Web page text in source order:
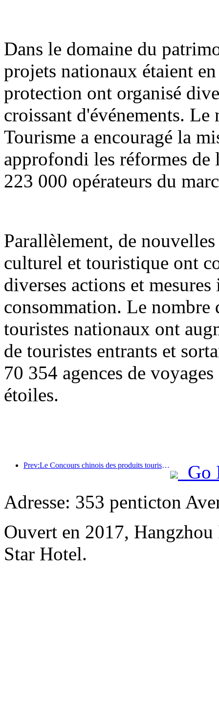
Dans le domaine du
projets nationaux étaient
protection ont organisé
croissant d'événements.
Tourisme a encouragé la
approfondi les réformes
223 000 opérateurs du
Parallèlement, de
culturel et touristique ont
diverses actions et
consommation. Le nombre
touristes nationaux ont
de touristes entrants et
70 354 agences de
étoiles.
Prev:Le Concours chinois des produits touristiques s'est tenu avec succès à Xiangtan, dans le Hunan.
Go
Adresse: 353 penticton
Ouvert en 2017,
Star Hotel.